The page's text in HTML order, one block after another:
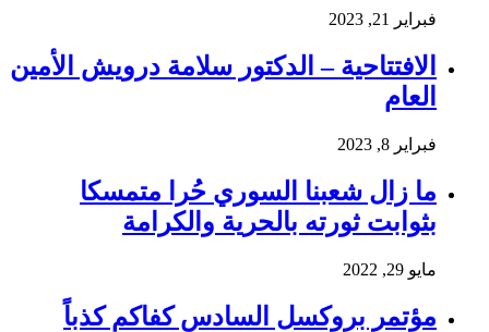
فبراير 21, 2023
الافتتاحية – الدكتور سلامة درويش الأمين
العام
فبراير 8, 2023
ما زال شعبنا السوري حُرا متمسكا
بثوابت ثورته بالحرية والكرامة
مايو 29, 2022
مؤتمر بروكسل السادس كفاكم كذباً